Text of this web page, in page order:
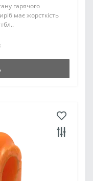
гарячого
має жорсткість